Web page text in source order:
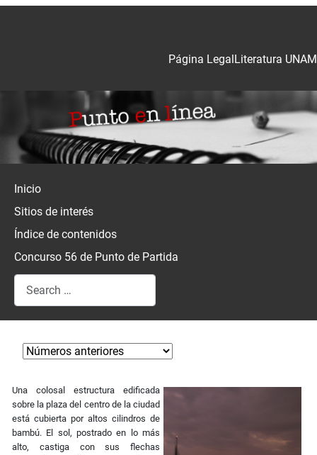
Literatura UNAM
Página Legal
Inicio
Sitios de interés
Índice de contenidos
Concurso 56 de Punto de Partida
Search
Una colosal estructura edificada
sobre la plaza del centro de la ciudad
está cubierta por altos cilindros de
bambú. El sol, postrado en lo más
alto, castiga con sus flechas